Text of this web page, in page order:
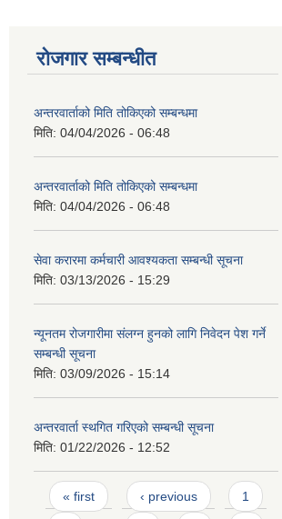
रोजगार सम्बन्धीत
अन्तरवार्ताको मिति तोकिएको सम्बन्धमा
मिति: 04/04/2026 - 06:48
अन्तरवार्ताको मिति तोकिएको सम्बन्धमा
मिति: 04/04/2026 - 06:48
सेवा करारमा कर्मचारी आवश्यकता सम्बन्धी सूचना
मिति: 03/13/2026 - 15:29
न्यूनतम रोजगारीमा संलग्न हुनको लागि निवेदन पेश गर्ने
सम्बन्धी सूचना
मिति: 03/09/2026 - 15:14
अन्तरवार्ता स्थगित गरिएको सम्बन्धी सूचना
मिति: 01/22/2026 - 12:52
Pages
« first ‹ previous 1